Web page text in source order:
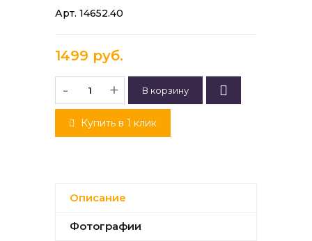
Арт. 14652.40
1499 руб.
- +
Купить в 1 клик
Описание
Фотографии